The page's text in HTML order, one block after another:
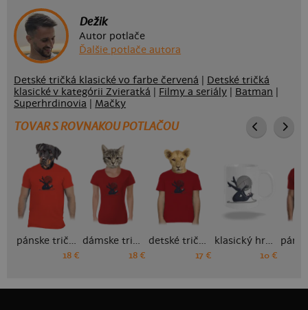
Dežik
Autor potlače
Ďalšie potlače autora
Detské tričká klasické vo farbe červená
Detské tričká
klasické v kategórii Zvieratká
Filmy a seriály Batman
Superhrdinovia
Mačky
TOVAR S ROVNAKOU POTLAČOU
pánske tričko
18 €
dámske tričko
18 €
detské tričko
17 €
klasický hrnček
10 €